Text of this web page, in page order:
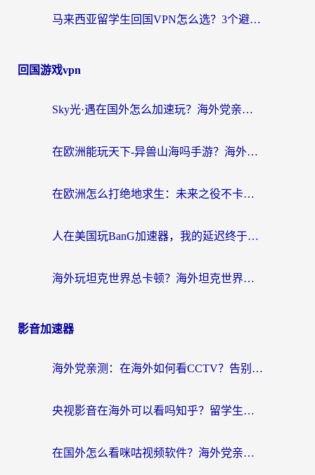
马来西亚留学生回国VPN怎么选？3个避坑点+1款实测好用的加速器推荐
回国游戏vpn
Sky光·遇在国外怎么加速玩？海外党亲测有效的国服游戏加速指南
在欧洲能玩天下-异兽山海吗手游？海外玩家的加速器生存指南
在欧洲怎么打绝地求生：未来之役不卡？留学生亲测的加速器避坑指南
人在美国玩BanG加速器，我的延迟终于绿了
海外玩坦克世界总卡顿？海外坦克世界加速器有哪些？实测好用的选择在这里
影音加速器
海外党亲测：在海外如何看CCTV？告别“仅限大陆播放”的实用指南
央视影音在海外可以看吗知乎？留学生亲测：3步解决地域限制+追剧自由
在国外怎么看咪咕视频软件？海外党亲测有效的回国加速方案